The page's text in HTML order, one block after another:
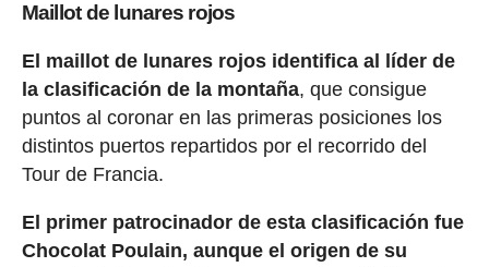
Maillot de lunares rojos
El maillot de lunares rojos identifica al líder de
la clasificación de la montaña, que consigue
puntos al coronar en las primeras posiciones los
distintos puertos repartidos por el recorrido del
Tour de Francia.
El primer patrocinador de esta clasificación fue
Chocolat Poulain, aunque el origen de su